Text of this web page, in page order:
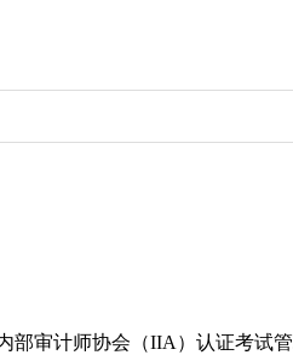
审计师协会（IIA）认证考试